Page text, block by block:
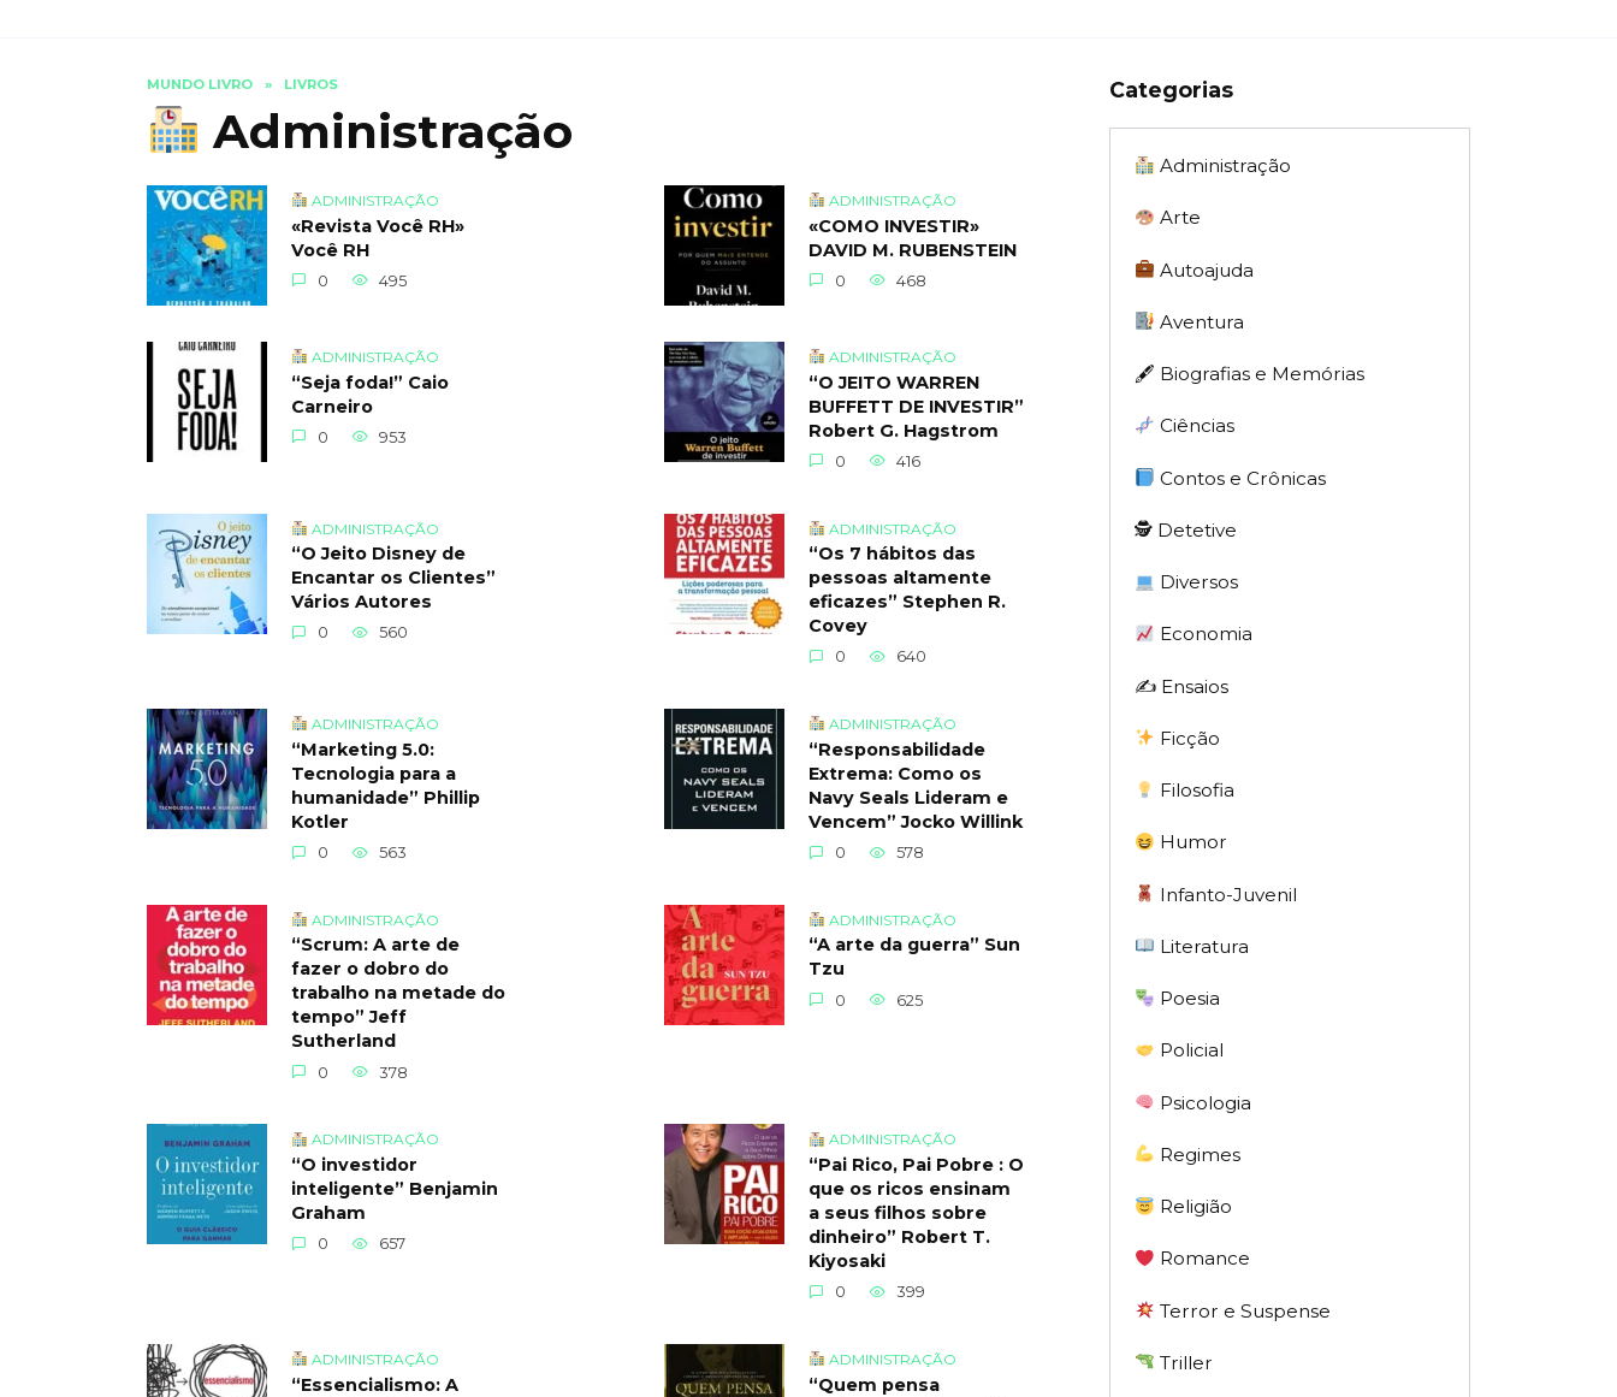
MUNDO LIVRO » LIVROS
Administração
ADMINISTRAÇÃO
«Revista Você RH»
Você RH
0 495
ADMINISTRAÇÃO
«COMO INVESTIR»
DAVID M. RUBENSTEIN
0 468
ADMINISTRAÇÃO
“Seja foda!” Caio
Carneiro
0 953
ADMINISTRAÇÃO
“O JEITO WARREN
BUFFETT DE INVESTIR”
Robert G. Hagstrom
0 416
ADMINISTRAÇÃO
“O Jeito Disney de
Encantar os Clientes”
Vários Autores
0 560
ADMINISTRAÇÃO
“Os 7 hábitos das
pessoas altamente
eficazes” Stephen R.
Covey
0 640
ADMINISTRAÇÃO
“Marketing 5.0:
Tecnologia para a
humanidade” Phillip
Kotler
0 563
ADMINISTRAÇÃO
“Responsabilidade
Extrema: Como os
Navy Seals Lideram e
Vencem” Jocko Willink
0 578
ADMINISTRAÇÃO
“Scrum: A arte de
fazer o dobro do
trabalho na metade do
tempo” Jeff
Sutherland
0 378
ADMINISTRAÇÃO
“A arte da guerra” Sun
Tzu
0 625
ADMINISTRAÇÃO
“O investidor
inteligente” Benjamin
Graham
0 657
ADMINISTRAÇÃO
“Pai Rico, Pai Pobre : O
que os ricos ensinam
a seus filhos sobre
dinheiro” Robert T.
Kiyosaki
0 399
ADMINISTRAÇÃO
“Essencialismo: A
ADMINISTRAÇÃO
“Quem pensa
Categorias
Administração
Arte
Autoajuda
Aventura
🖋 Biografias e Memórias
Ciências
Contos e Crônicas
🕵 Detetive
Diversos
Economia
✍️ Ensaios
Ficção
Filosofia
Humor
Infanto-Juvenil
Literatura
Poesia
Policial
Psicologia
Regimes
Religião
Romance
Terror e Suspense
Triller